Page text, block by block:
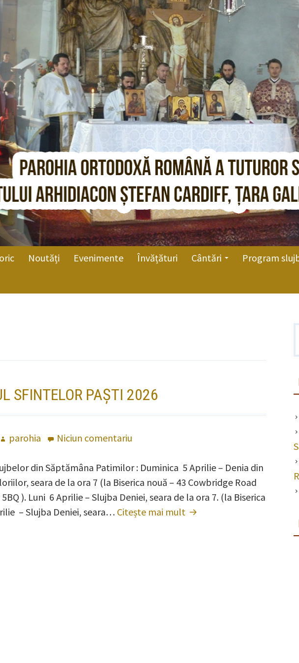
Noutăți Evenimente Învățături Cântări Program
SFINTELOR PAȘTI 2026
Autor
parohia Niciun comentariu
Sfintelor
Paști
2026
din Săptămâna Patimilor : Duminica 5 Aprilie – Denia din
seara de la ora 7 (la Biserica nouă – 43 Cowbridge Road
). Luni 6 Aprilie – Slujba Deniei, seara de la ora 7. (la Biserica
– Slujba Deniei, seara… Citește mai mult Programul